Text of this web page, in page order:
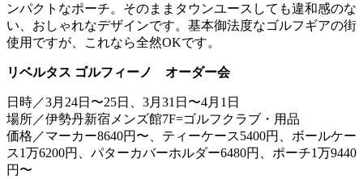
ンパクトなポーチ。そのままタウンユースしても違和感のな
い、おしゃれなデザインです。基本御法度なゴルフギアの街
使用ですが、これなら全然OKです。
リベルタス ゴルフィーノ オーダー会
日時／3月24日〜25日、3月31日〜4月1日
場所／伊勢丹新宿メンズ館7F=ゴルフクラブ・用品
価格／マーカー8640円〜、ティーケース5400円、ボールケー
ス1万6200円、パターカバーホルダー6480円、ポーチ1万9440
円〜